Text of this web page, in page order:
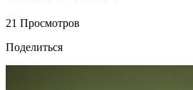
21 Просмотров
Поделиться